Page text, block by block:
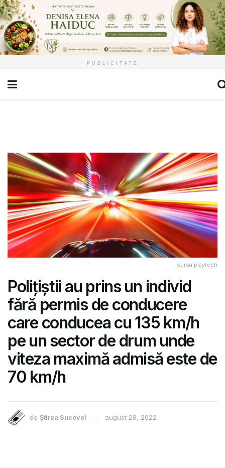
PUBLICITATE
sursa playtech
Polițiștii au prins un individ
fără permis de conducere
care conducea cu 135 km/h
pe un sector de drum unde
viteza maximă admisă este de
70 km/h
de Știrea Sucevei august 28, 2022